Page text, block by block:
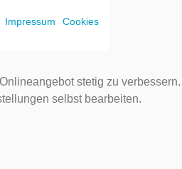
Impressum Cookies
stetig zu verbessern.
selbst bearbeiten.